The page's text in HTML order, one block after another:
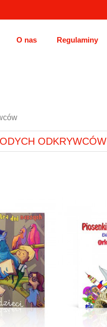
O nas Regulaminy
ODKRYWCÓW